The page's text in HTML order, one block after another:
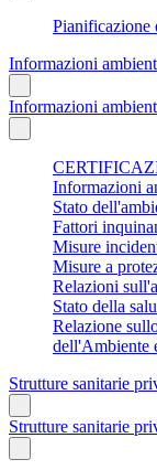
Pianificazione
Informazioni
Informazioni
Informazioni
Stato
Fattori
Misure
Misure a
Relazioni
Stato della
Relazione
dell'Ambiente
Strutture sanitarie
Strutture sanitarie